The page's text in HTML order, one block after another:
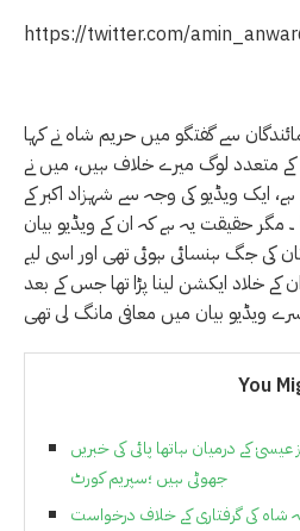
https://twitter.com/
سے گفتگو میں حریم شاہ نے کہا
کے متعدد لوگ میرے خلاف ہیں، میں نے
ایک ویڈیو کی وجہ سے شہزاد اکبر کے
۔ مگر حقیقت یہ ہے کہ ان کے ویڈیو بیان
کی جگ ہنسائی ہوئی تھی اور اسی لیے
خلاد ایکشن لینا پڑا تھا جس کے بعد
You
کے درمیان ہاتھا پائی کی خبریں
جھوٹی ہیں ؛سپریم کورٹ
شاہ کی گرفتاری کے خلاف درخواست